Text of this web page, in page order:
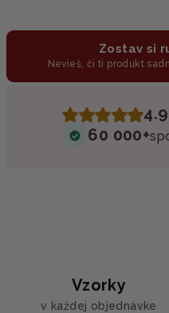
Zostav si
Nevieš, či ti produkt
60 000+
Vzorky
v každej objednávke